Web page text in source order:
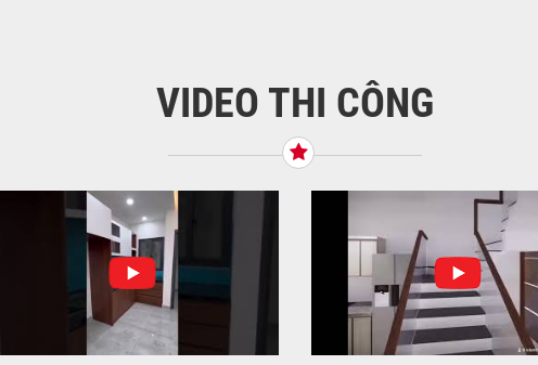
LẠC
Địa
VIDEO THI CÔNG